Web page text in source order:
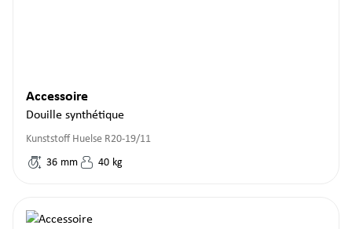
Accessoire
Douille synthétique
Kunststoff Huelse R20-19/11
36 mm 40 kg